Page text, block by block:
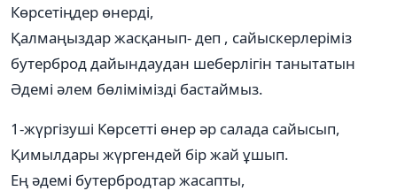
Көрсетіңдер өнерді,
Қалмаңыздар жасқанып- деп , сайыскерлеріміз
бутерброд дайындаудан шеберлігін танытатын
Әдемі әлем бөлімімізді бастаймыз.
1-жүргізуші Көрсетті өнер әр салада сайысып,
Қимылдары жүргендей бір жай ұшып.
Ең әдемі бутербродтар жасапты,